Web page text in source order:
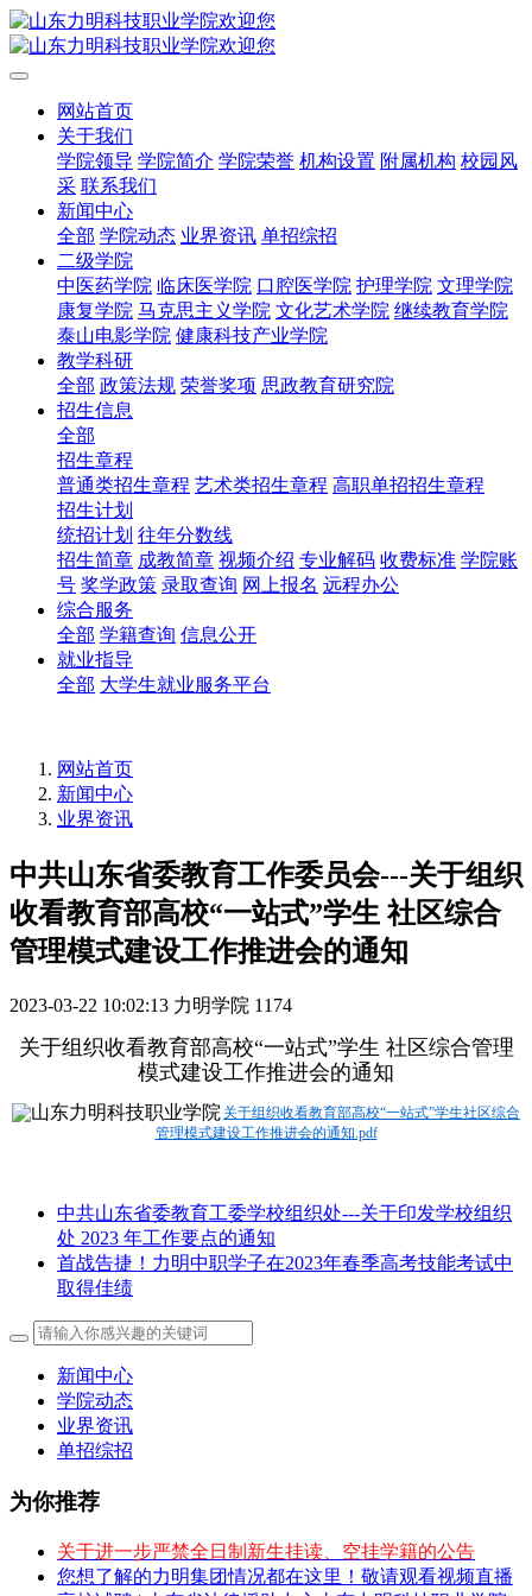
网站首页
关于我们
学院领导 学院简介 学院荣誉 机构设置 附属机构 校园风
采 联系我们
新闻中心
全部 学院动态 业界资讯 单招综招
二级学院
中医药学院 临床医学院 口腔医学院 护理学院 文理学院
康复学院 马克思主义学院 文化艺术学院 继续教育学院
泰山电影学院 健康科技产业学院
教学科研
全部 政策法规 荣誉奖项 思政教育研究院
招生信息
全部
招生章程
普通类招生章程 艺术类招生章程 高职单招招生章程
招生计划
统招计划 往年分数线
招生简章 成教简章 视频介绍 专业解码 收费标准 学院账
号 奖学政策 录取查询 网上报名 远程办公
综合服务
全部 学籍查询 信息公开
就业指导
全部 大学生就业服务平台
网站首页
新闻中心
业界资讯
中共山东省委教育工作委员会---关于组织
收看教育部高校“一站式”学生 社区综合
管理模式建设工作推进会的通知
2023-03-22 10:02:13 力明学院 1174
关于组织收看教育部高校“一站式”学生 社区综合管理
模式建设工作推进会的通知
关于组织收看教育部高校“一站式”学生社区综合
管理模式建设工作推进会的通知.pdf
中共山东省委教育工委学校组织处---关于印发学校组织
处 2023 年工作要点的通知
首战告捷！力明中职学子在2023年春季高考技能考试中
取得佳绩
新闻中心
学院动态
业界资讯
单招综招
为你推荐
关于进一步严禁全日制新生挂读、空挂学籍的公告
您想了解的力明集团情况都在这里！敬请观看视频直播